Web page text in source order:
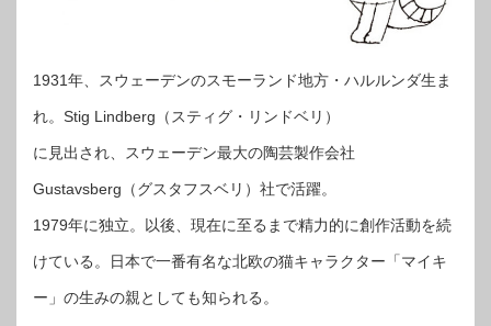
1931年、スウェーデンのスモーランド地方・ハルルンダ生ま
れ。Stig Lindberg（スティグ・リンドベリ）
に見出され、スウェーデン最大の陶芸製作会社
Gustavsberg（グスタフスベリ）社で活躍。
1979年に独立。以後、現在に至るまで精力的に創作活動を続
けている。日本で一番有名な北欧の猫キャラクター「マイキ
ー」の生みの親としても知られる。